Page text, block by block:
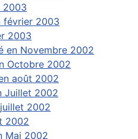
2003
février 2003
2003
en Novembre 2002
Octobre 2002
août 2002
Juillet 2002
2002
2002
Mai 2002